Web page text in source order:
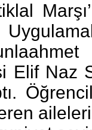
Elif Naz